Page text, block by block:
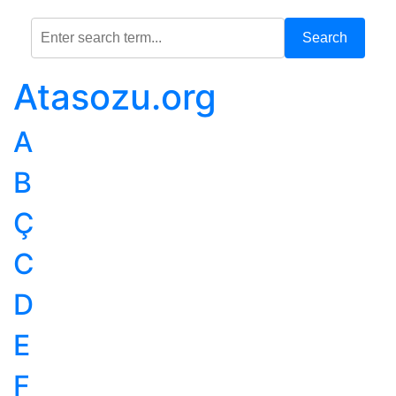
Search
Atasozu.org
A
B
Ç
C
D
E
F